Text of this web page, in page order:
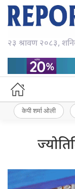
२३ श्रावण २०८३,
केपी शर्मा ओली